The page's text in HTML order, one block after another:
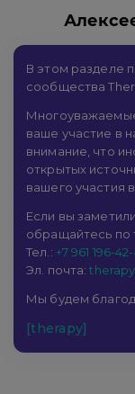
В этом разделе
сообщества
ваше участие в
внимание, что
открытых
вашего участия
Если вы
обращайтесь по
Тел.: +7 961 196-
Эл. почта:
Мы будем
[therapy]